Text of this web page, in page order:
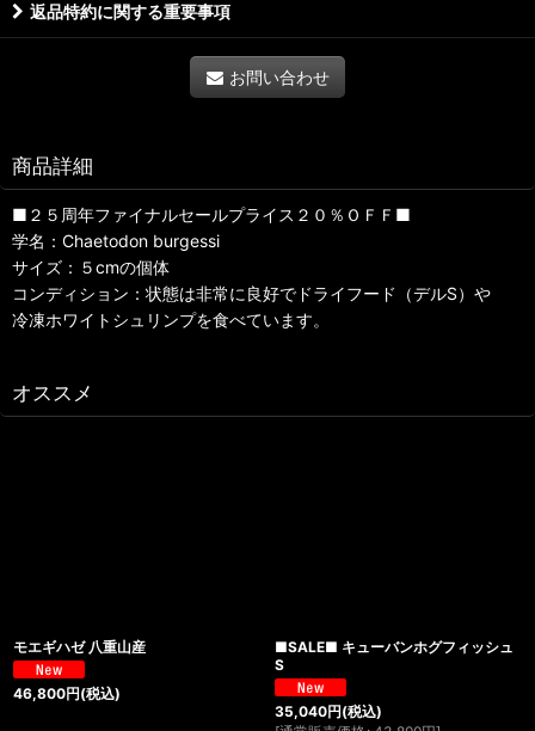
返品特約に関する重要事項
お問い合わせ
商品詳細
■２５周年ファイナルセールプライス２０％ＯＦＦ■
学名：Chaetodon burgessi
サイズ：５cmの個体
コンディション：状態は非常に良好でドライフード（デルS）や
冷凍ホワイトシュリンプを食べています。
オススメ
モエギハゼ 八重山産
46,800円(税込)
■SALE■ キューバンホグフィッシュ
S
35,040円(税込)